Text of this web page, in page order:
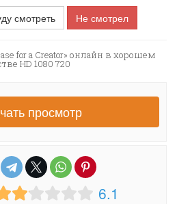
смотреть Не смотрел
for a Creator» онлайн в хорошем
HD 1080 720
просмотр
6.1